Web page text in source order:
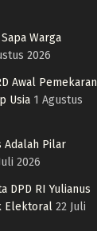
Warga
2026
Awal Pemekaran
Usia 1 Agustus
Adalah Pilar
2026
DPD RI Yulianus
Elektoral 22 Juli